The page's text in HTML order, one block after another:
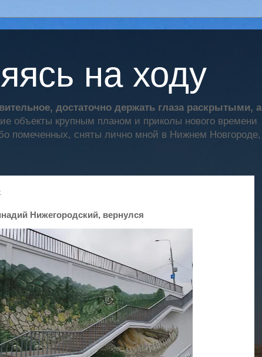
на ходу
достаточно держать глаза раскрытыми,
объекты крупным планом и приколы нового времени
помеченных, сняты лично мной в Нижнем
Нижегородский, вернулся